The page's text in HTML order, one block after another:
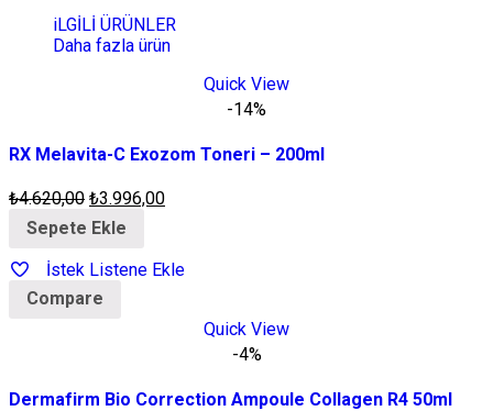
iLGİLİ ÜRÜNLER
Daha fazla ürün
Quick View
-14%
RX Melavita-C Exozom Toneri – 200ml
₺4.620,00 ₺3.996,00
Sepete Ekle
İstek Listene Ekle
Compare
Quick View
-4%
Dermafirm Bio Correction Ampoule Collagen R4 50ml